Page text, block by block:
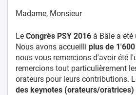
Madame, Monsieur
Le Congrès PSY 2016 à Bâle a
Nous avons accueilli plus de
nous vous remercions d'avoir été
remercions tout particulièrement
orateurs pour leurs contributions.
des keynotes (orateurs/oratrices)